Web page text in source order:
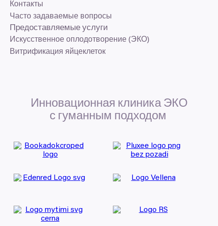
Предоставляемые услуги
Искусственное оплодотворение (ЭКО)
Витрификация яйцеклеток
Часто задаваемые вопросы
Контакты
Инновационная клиника ЭКО
с гуманным подходом